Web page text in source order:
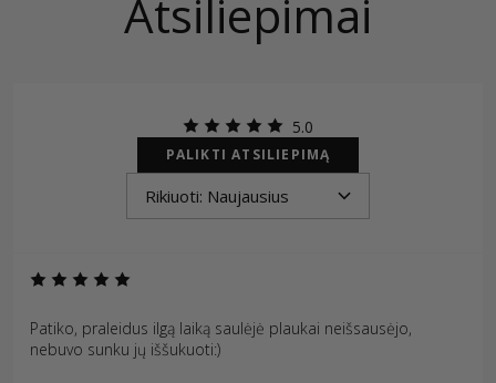
Atsiliepimai
5.0
PALIKTI ATSILIEPIMĄ
Patiko, praleidus ilgą laiką saulėjė plaukai neišsausėjo,
nebuvo sunku jų iššukuoti:)